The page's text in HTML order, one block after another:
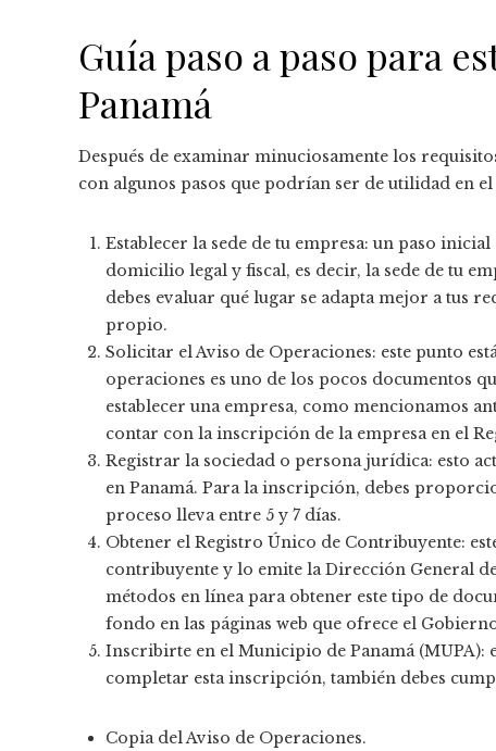
Guía paso a paso para
Panamá
Después de examinar minuciosamente los
con algunos pasos que podrían ser de utilidad en
Establecer la sede de tu empresa: un paso
domicilio legal y fiscal, es decir, la sede de tu
debes evaluar qué lugar se adapta mejor a tus
propio.
Solicitar el Aviso de Operaciones: este punto
operaciones es uno de los pocos documentos
establecer una empresa, como mencionamos
contar con la inscripción de la empresa en el
Registrar la sociedad o persona jurídica: esto
en Panamá. Para la inscripción, debes
proceso lleva entre 5 y 7 días.
Obtener el Registro Único de Contribuyente:
contribuyente y lo emite la Dirección General
métodos en línea para obtener este tipo de
fondo en las páginas web que ofrece el
Inscribirte en el Municipio de Panamá (MUPA):
completar esta inscripción, también debes
Copia del Aviso de Operaciones.